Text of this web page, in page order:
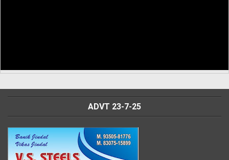
ADVT 23-7-25